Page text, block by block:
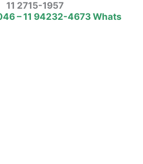
11 2715-1957
– 11 94232-4673 Whats